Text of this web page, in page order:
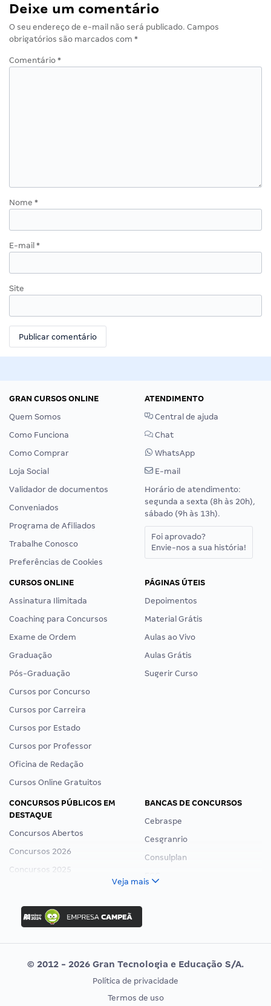
Deixe um comentário
O seu endereço de e-mail não será publicado. Campos
obrigatórios são marcados com *
Comentário *
Nome *
E-mail *
Site
GRAN CURSOS ONLINE
Quem Somos
Como Funciona
Como Comprar
Loja Social
Validador de documentos
Conveniados
Programa de Afiliados
Trabalhe Conosco
Preferências de Cookies
ATENDIMENTO
Central de ajuda
Chat
WhatsApp
E-mail
Horário de atendimento:
segunda a sexta (8h às 20h),
sábado (9h às 13h).
Foi aprovado?
Envie-nos a sua história!
CURSOS ONLINE
Assinatura Ilimitada
Coaching para Concursos
Exame de Ordem
Graduação
Pós-Graduação
Cursos por Concurso
Cursos por Carreira
Cursos por Estado
Cursos por Professor
Oficina de Redação
Cursos Online Gratuitos
PÁGINAS ÚTEIS
Depoimentos
Material Grátis
Aulas ao Vivo
Aulas Grátis
Sugerir Curso
CONCURSOS PÚBLICOS EM
DESTAQUE
Concursos Abertos
Concursos 2026
Concursos 2025
Concurso Nacional Unificado
Concurso Ibama
Concurso MPU
Editais publicados
BANCAS DE CONCURSOS
Cebraspe
Cesgranrio
Consulplan
Vunesp
CONCURSOS POR PROFISSÃO
EXAME DE ORDEM
Veja mais
© 2012 - 2026 Gran Tecnologia e Educação S/A.
Política de privacidade
Termos de uso